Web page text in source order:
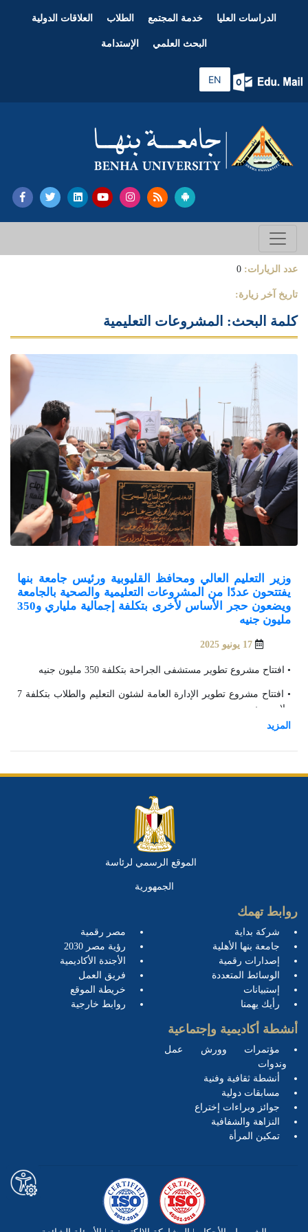
الدراسات العليا خدمة المجتمع الطلاب العلاقات الدولية
البحث العلمي الإستدامة
EN
عدد الزيارات: 0
تاريخ آخر زيارة:
كلمة البحث: المشروعات التعليمية
وزير التعليم العالي ومحافظ القليوبية ورئيس جامعة بنها
يفتتحون عددًا من المشروعات التعليمية والصحية بالجامعة
ويضعون حجر الأساس لأخرى بتكلفة إجمالية ملياري و350
مليون جنيه
17 يونيو 2025
• افتتاح مشروع تطوير مستشفى الجراحة بتكلفة 350 مليون جنيه
• افتتاح مشروع تطوير الإدارة العامة لشئون التعليم والطلاب بتكلفة 7
ملايين جنيه
• وضع حجر الأساس لمشروع إنشاء مبنى مدرجات بأرض جامعة بنها
الموقع الرسمي لرئاسة
الجمهورية
روابط تهمك
شركة بداية
جامعة بنها الأهلية
إصدارات رقمية
الوسائط المتعددة
إستبيانات
رأيك يهمنا
مصر رقمية
رؤية مصر 2030
الأجندة الأكاديمية
فريق العمل
خريطة الموقع
روابط خارجية
أنشطة أكاديمية وإجتماعية
مؤتمرات وورش عمل
وندوات
أنشطة ثقافية وفنية
مسابقات دولية
جوائز وبراءات إختراع
النزاهة والشفافية
تمكين المرأة